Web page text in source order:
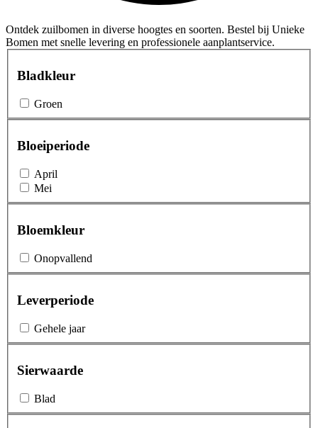
Ontdek zuilbomen in diverse hoogtes en soorten. Bestel bij Unieke
Bomen met snelle levering en professionele aanplantservice.
Bladkleur
Groen
Bloeiperiode
April
Mei
Bloemkleur
Onopvallend
Leverperiode
Gehele jaar
Sierwaarde
Blad